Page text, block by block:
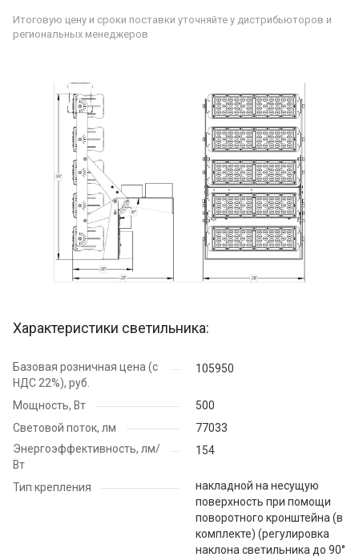
Итоговую цену и сроки поставки уточняйте у дистрибьюторов и
региональных менеджеров
Характеристики светильника:
Базовая розничная цена (с
НДС 22%), руб.
105950
Мощность, Вт
500
Световой поток, лм
77033
Энергоэффективность, лм/
Вт
154
Тип крепления
накладной на несущую
поверхность при помощи
поворотного кронштейна (в
комплекте) (регулировка
наклона светильника до 90°